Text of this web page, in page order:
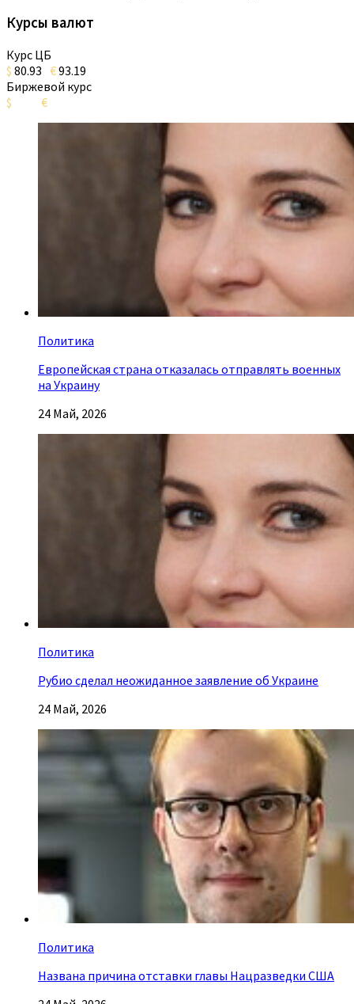
Курсы валют
Курс ЦБ
$ 80.93 €93.19
Биржевой курс
$
€
Политика
Европейская страна отказалась отправлять военных
на Украину
24 Май, 2026
Политика
Рубио сделал неожиданное заявление об Украине
24 Май, 2026
Политика
Названа причина отставки главы Нацразведки США